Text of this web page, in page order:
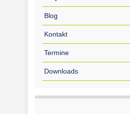
Blog
Kontakt
Termine
Downloads